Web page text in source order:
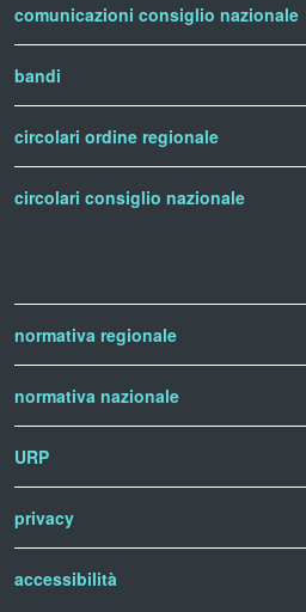
comunicazioni consiglio nazionale
bandi
circolari ordine regionale
circolari consiglio nazionale
normativa regionale
normativa nazionale
URP
privacy
accessibilità